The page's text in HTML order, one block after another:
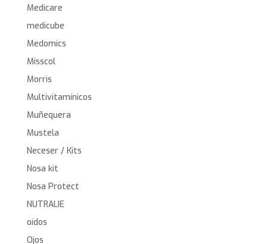
Medicare
medicube
Medomics
Misscol
Morris
Multivitamínicos
Muñequera
Mustela
Neceser / Kits
Nosa kit
Nosa Protect
NUTRALIE
oídos
Ojos